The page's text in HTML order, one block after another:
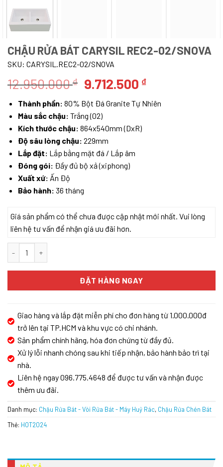
CHẬU RỬA BÁT CARYSIL REC2-02/SNOVA
SKU: CARYSIL.REC2-02/SNOVA
12.950.000₫ Giá
gốc
là:
12.950.000 ₫.
9.712.500 ₫Giá
tại
Thành phần: 80% Bột Đá Granite Tự Nhiên
Màu sắc chậu: Trắng (02)
Kích thước chậu: 864x540mm (DxR)
Độ sâu lòng chậu: 229mm
Lắp đặt: Lắp bằng mặt đá / Lắp âm
Đóng gói: Đầy đủ bộ xả (xiphong)
Xuất xứ: Ấn Độ
Bảo hành: 36 tháng
Giá sản phẩm có thể chưa được cập nhật mới nhất. Vui lòng
liên hệ tư vấn để nhận giá ưu đãi hơn.
ĐẶT HÀNG NGAY
Giao hàng và lắp đặt miễn phí cho đơn hàng từ 1.000.000đ
trở lên tại TP.HCM và khu vực có chi nhánh.
Sản phẩm chính hãng, hóa đơn chứng từ đầy đủ.
Xử lý lỗi nhanh chóng sau khi tiếp nhận, bảo hành bảo trì tại
nhà.
Liên hệ ngay 096.775.4648 để được tư vấn và nhận được
thêm ưu đãi.
Danh mục: Chậu Rửa Bát - Vòi Rửa Bát - Máy Huỷ Rác, Chậu Rửa Chén Bát
Thẻ: HOT2024